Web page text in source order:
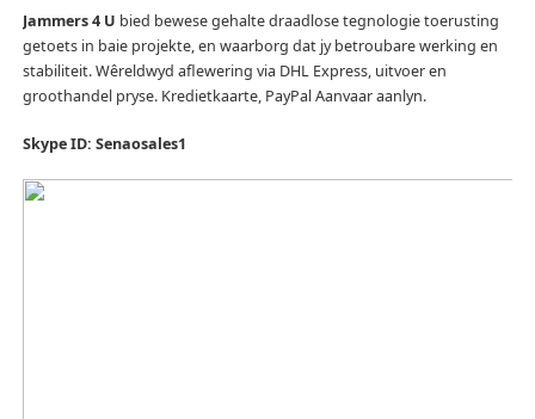
Jammers 4 U bied bewese gehalte draadlose tegnologie toerusting
getoets in baie projekte, en waarborg dat jy betroubare werking en
stabiliteit.Wêreldwyd aflewering via DHL Express, uitvoer en
groothandel pryse. Kredietkaarte, PayPal Aanvaar aanlyn.
Skype ID: Senaosales1